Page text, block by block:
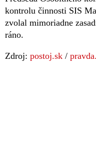
kontrolu činnosti SIS
zvolal mimoriadne
ráno.
Zdroj: postoj.sk /